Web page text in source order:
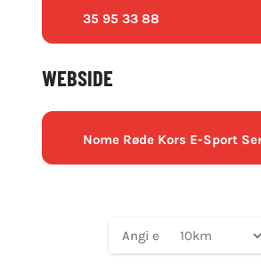
35 95 33 88
WEBSIDE
Nome Røde Kors E-Sport